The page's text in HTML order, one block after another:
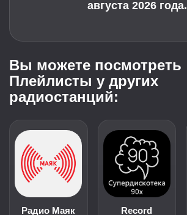
августа 2026 года.
Вы можете посмотреть
Плейлисты у других
радиостанций:
Радио Маяк
Record